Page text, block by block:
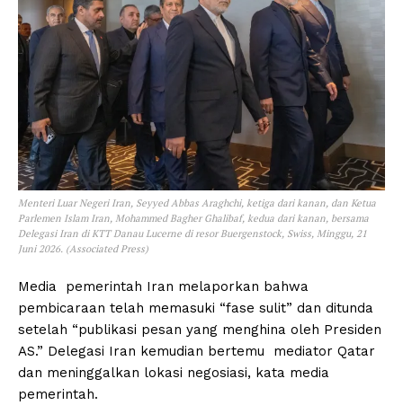
Menteri Luar Negeri Iran, Seyyed Abbas Araghchi, ketiga dari kanan, dan Ketua
Parlemen Islam Iran, Mohammed Bagher Ghalibaf, kedua dari kanan, bersama
Delegasi Iran di KTT Danau Lucerne di resor Buergenstock, Swiss, Minggu, 21
Juni 2026. (Associated Press)
Media pemerintah Iran melaporkan bahwa
pembicaraan telah memasuki “fase sulit” dan ditunda
setelah “publikasi pesan yang menghina oleh Presiden
AS.” Delegasi Iran kemudian bertemu mediator Qatar
dan meninggalkan lokasi negosiasi, kata media
pemerintah.